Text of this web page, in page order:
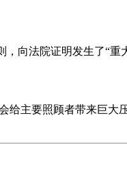
，向法院证明发生了“重
主要照顾者带来巨